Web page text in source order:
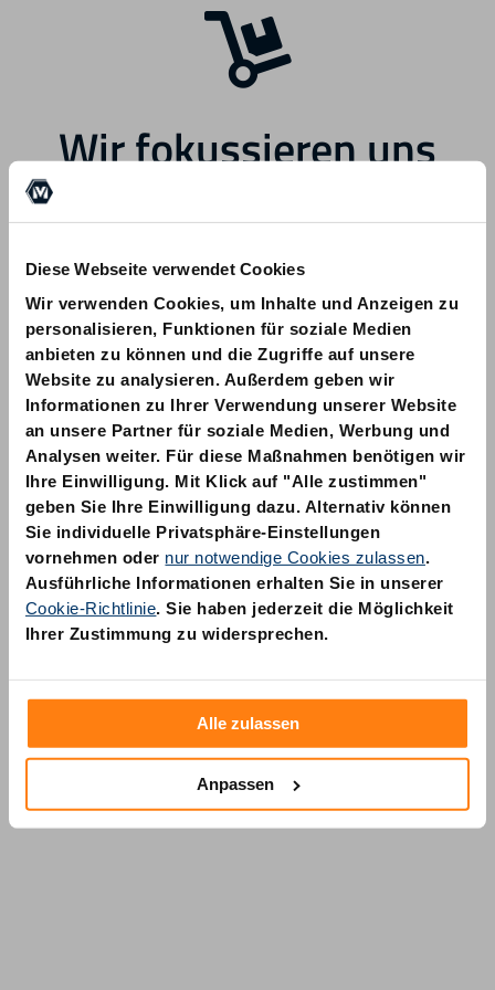
Diese Webseite verwendet Cookies
Wir verwenden Cookies, um Inhalte und Anzeigen zu
personalisieren, Funktionen für soziale Medien
anbieten zu können und die Zugriffe auf unsere
Website zu analysieren. Außerdem geben wir
Informationen zu Ihrer Verwendung unserer Website
an unsere Partner für soziale Medien, Werbung und
Analysen weiter. Für diese Maßnahmen benötigen wir
Ihre Einwilligung. Mit Klick auf "Alle zustimmen"
geben Sie Ihre Einwilligung dazu. Alternativ können
Sie individuelle Privatsphäre-Einstellungen
vornehmen oder nur notwendige Cookies zulassen.
Ausführliche Informationen erhalten Sie in unserer
Cookie-Richtlinie. Sie haben jederzeit die Möglichkeit
Ihrer Zustimmung zu widersprechen.
Alle zulassen
Anpassen
Wir fokussieren uns
zukünftig auf andere
Bereiche.
Bei Fragen zu Ihrer Bestellung wenden
Sie sich bitte an info@am-quality.com
AM Quality GmbH
Wolfsstraße 6-14